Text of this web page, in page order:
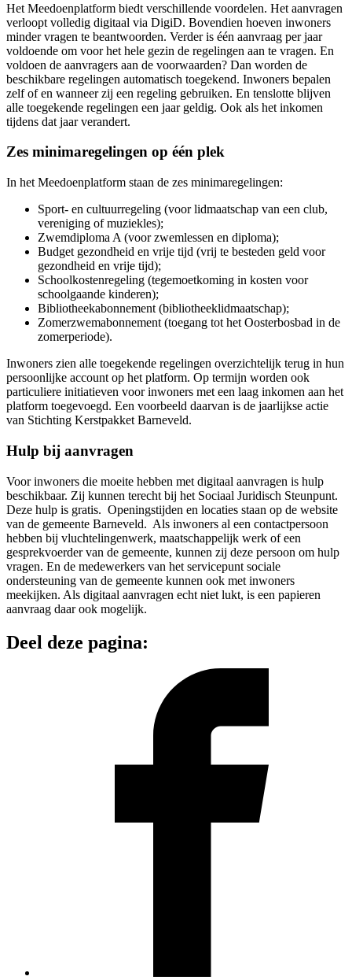
Het Meedoenplatform biedt verschillende voordelen. Het aanvragen
verloopt volledig digitaal via DigiD. Bovendien hoeven inwoners
minder vragen te beantwoorden. Verder is één aanvraag per jaar
voldoende om voor het hele gezin de regelingen aan te vragen. En
voldoen de aanvragers aan de voorwaarden? Dan worden de
beschikbare regelingen automatisch toegekend. Inwoners bepalen
zelf of en wanneer zij een regeling gebruiken. En tenslotte blijven
alle toegekende regelingen een jaar geldig. Ook als het inkomen
tijdens dat jaar verandert.
Zes minimaregelingen op één plek
In het Meedoenplatform staan de zes minimaregelingen:
Sport- en cultuurregeling (voor lidmaatschap van een club,
vereniging of muziekles);
Zwemdiploma A (voor zwemlessen en diploma);
Budget gezondheid en vrije tijd (vrij te besteden geld voor
gezondheid en vrije tijd);
Schoolkostenregeling (tegemoetkoming in kosten voor
schoolgaande kinderen);
Bibliotheekabonnement (bibliotheeklidmaatschap);
Zomerzwemabonnement (toegang tot het Oosterbosbad in de
zomerperiode).
Inwoners zien alle toegekende regelingen overzichtelijk terug in hun
persoonlijke account op het platform. Op termijn worden ook
particuliere initiatieven voor inwoners met een laag inkomen aan het
platform toegevoegd. Een voorbeeld daarvan is de jaarlijkse actie
van Stichting Kerstpakket Barneveld.
Hulp bij aanvragen
Voor inwoners die moeite hebben met digitaal aanvragen is hulp
beschikbaar. Zij kunnen terecht bij het Sociaal Juridisch Steunpunt.
Deze hulp is gratis. Openingstijden en locaties staan op de website
van de gemeente Barneveld. Als inwoners al een contactpersoon
hebben bij vluchtelingenwerk, maatschappelijk werk of een
gesprekvoerder van de gemeente, kunnen zij deze persoon om hulp
vragen. En de medewerkers van het servicepunt sociale
ondersteuning van de gemeente kunnen ook met inwoners
meekijken. Als digitaal aanvragen echt niet lukt, is een papieren
aanvraag daar ook mogelijk.
Deel deze pagina: